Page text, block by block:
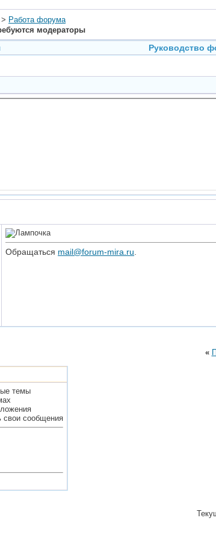
> Работа форума
модераторы
Руководство
Обращаться mail@forum-mira.ru
«
темы
свои сообщения